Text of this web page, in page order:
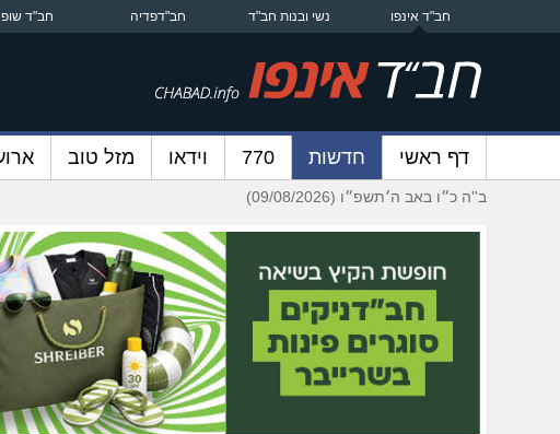
חב"ד אינפו נשי ובנות חב"ד חב"דפדיה חב"ד שופ
דף ראשי חדשות 770 וידאו מזל טוב
ב''ה כ״ו באב ה׳תשפ״ו (09/08/2026)